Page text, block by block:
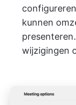
kunnen
wijzigingen